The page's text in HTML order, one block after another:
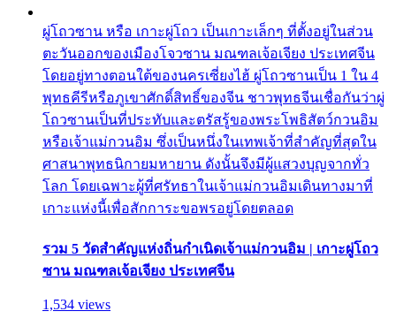
ผู่โถวซาน หรือ เกาะผู่โถว เป็นเกาะเล็กๆ ที่ตั้งอยู่ในส่วน
ตะวันออกของเมืองโจวซาน มณฑลเจ้อเจียง ประเทศจีน
โดยอยู่ทางตอนใต้ของนครเซี่ยงไฮ้ ผู่โถวซานเป็น 1 ใน 4
พุทธคีรีหรือภูเขาศักดิ์สิทธิ์ของจีน ชาวพุทธจีนเชื่อกันว่าผู่
โถวซานเป็นที่ประทับและตรัสรู้ของพระโพธิสัตว์กวนอิม
หรือเจ้าแม่กวนอิม ซึ่งเป็นหนึ่งในเทพเจ้าที่สำคัญที่สุดใน
ศาสนาพุทธนิกายมหายาน ดังนั้นจึงมีผู้แสวงบุญจากทั่ว
โลก โดยเฉพาะผู้ที่ศรัทธาในเจ้าแม่กวนอิมเดินทางมาที่
เกาะแห่งนี้เพื่อสักการะขอพรอยู่โดยตลอด
รวม 5 วัดสำคัญแห่งถิ่นกำเนิดเจ้าแม่กวนอิม | เกาะผู่โถว
ซาน มณฑลเจ้อเจียง ประเทศจีน
1,534 views